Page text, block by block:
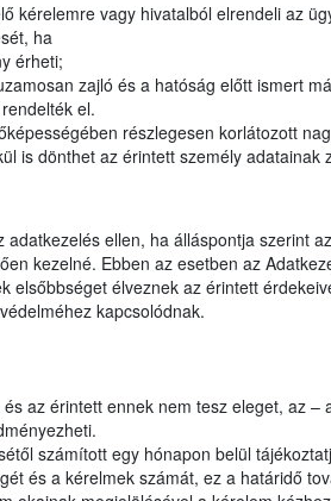
kérelemre vagy hivatalból elrendeli az
ha
érheti;
zajló és a hatóság előtt ismert
el.
részlegesen korlátozott
is dönthet az érintett személy adatainak
ellen, ha álláspontja szerint
kezelné. Ebben az esetben az
élveznek az érintett
kapcsolódnak.
az érintett ennek nem tesz eleget, az –
számított egy hónapon belül
és a kérelmek számát, ez a határidő